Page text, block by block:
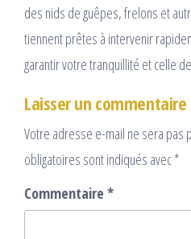
des nids de guêpes, frelons et
tiennent prêtes à intervenir
garantir votre tranquillité et celle
Laisser un commentaire
Votre adresse e-mail ne sera pas
obligatoires sont indiqués avec*
Commentaire *